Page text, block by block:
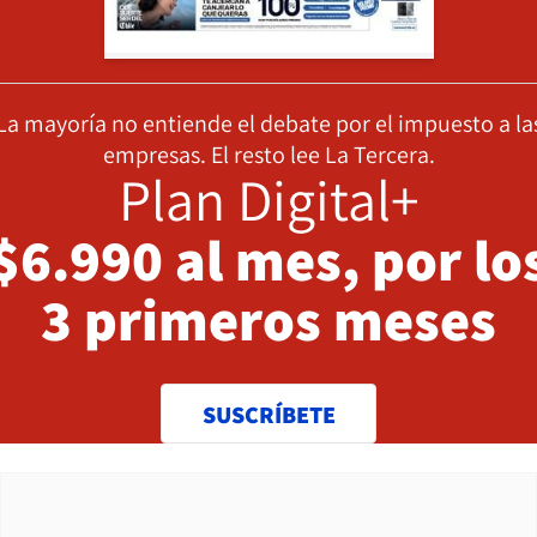
mayoría no entiende el debate por el impuesto a
empresas. El resto lee La Tercera.
Plan Digital+
al mes, por
3 primeros meses
SUSCRÍBETE